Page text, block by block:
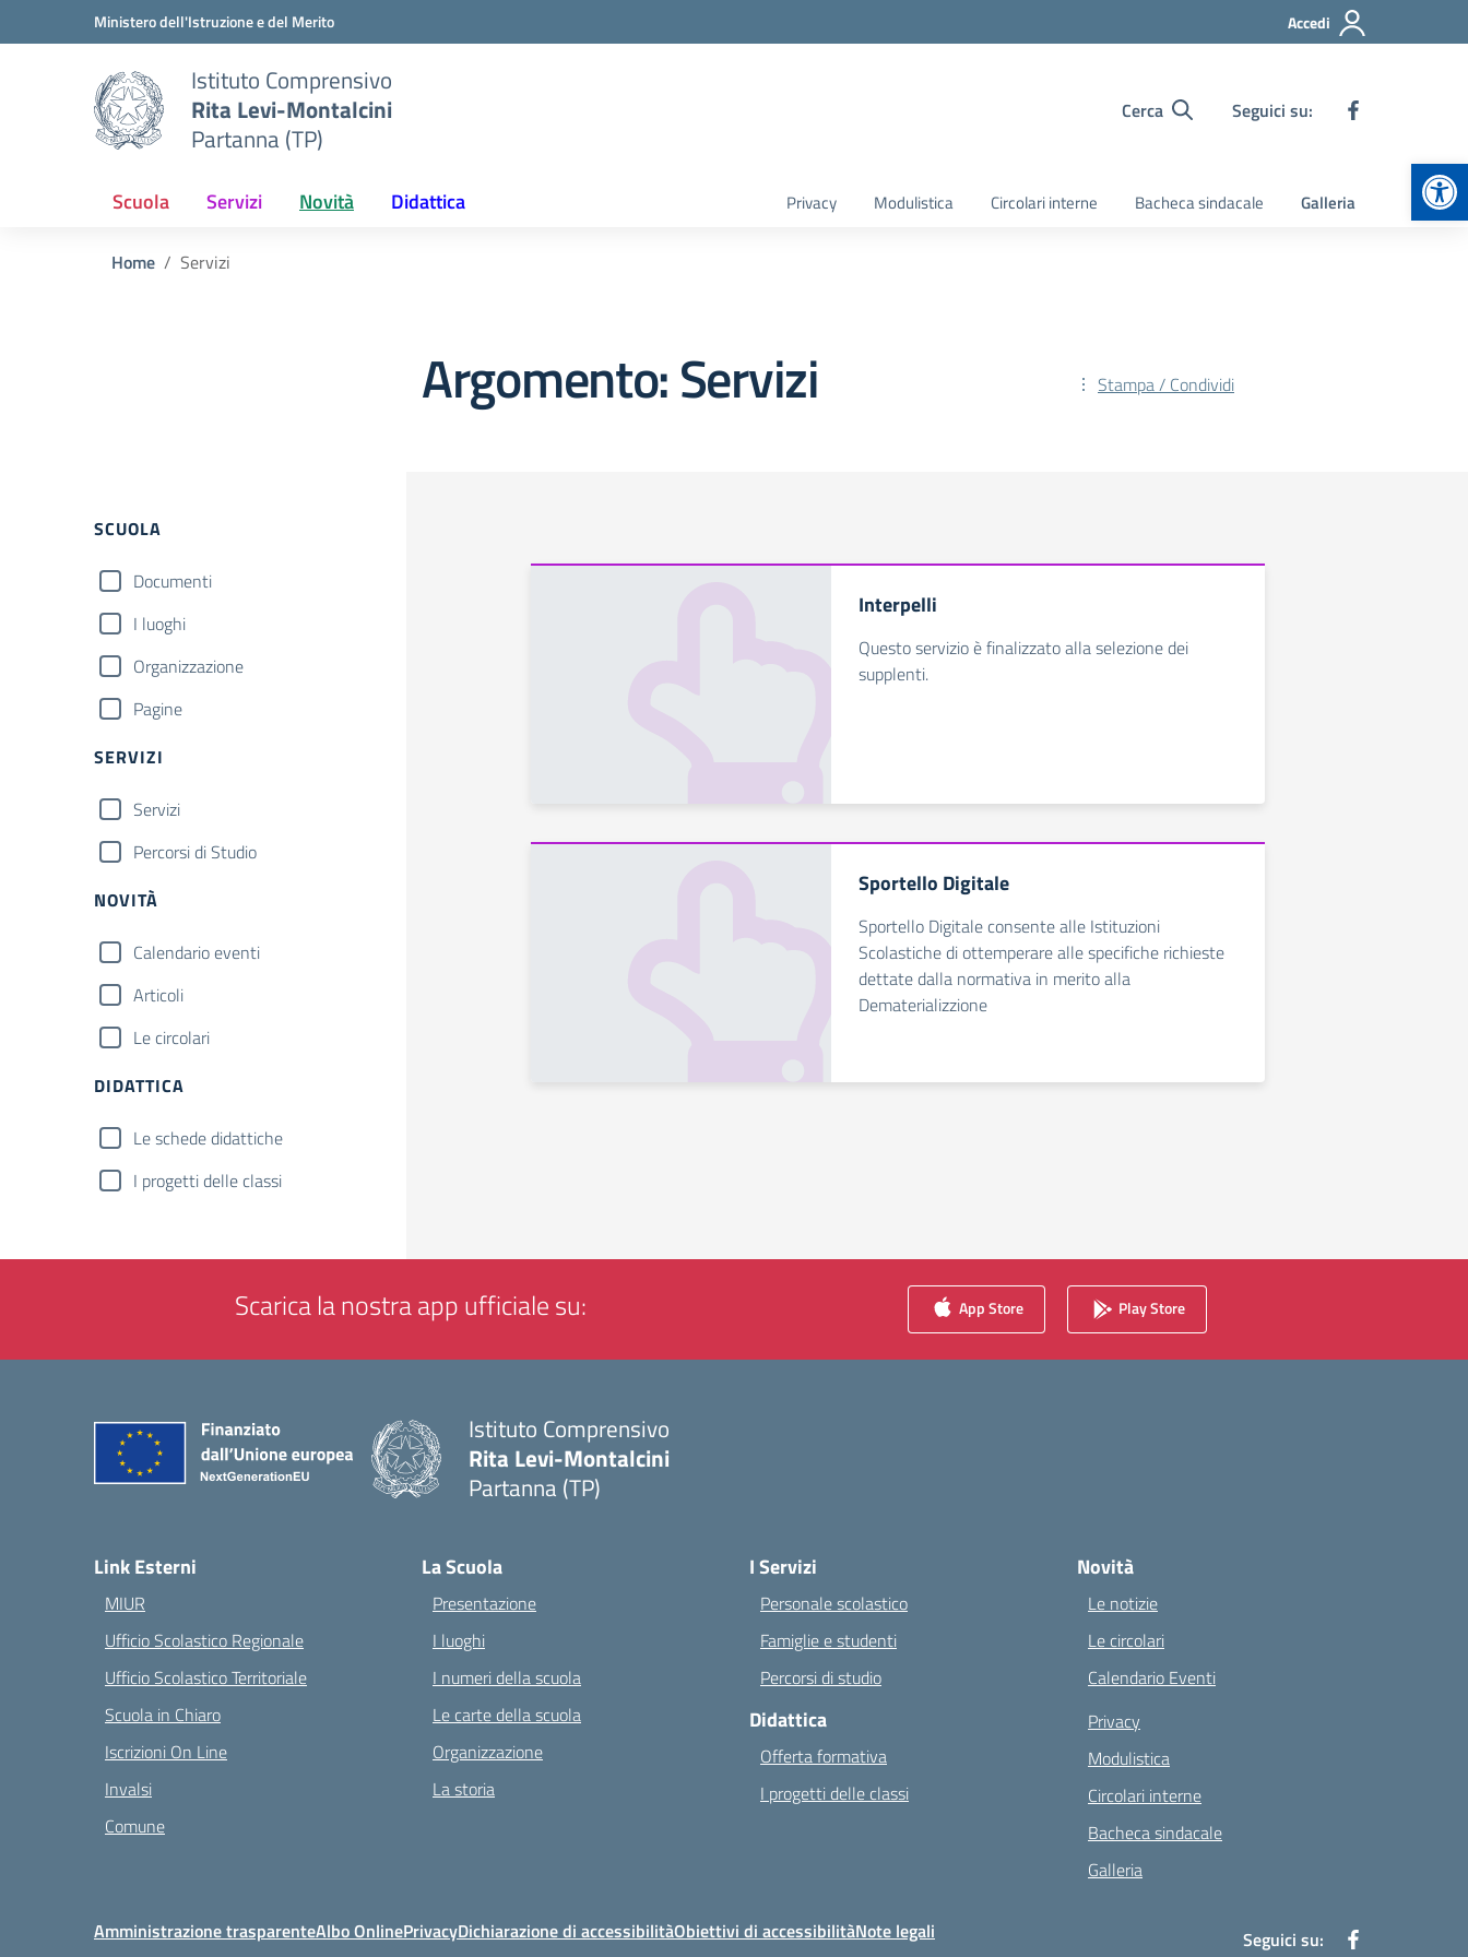
Vai ai contenuti
Vai al menu di navigazioneMinistero dell'Istruzione e del Merito Accedi
Istituto Comprensivo
Rita Levi-Montalcini
Partanna (TP)
Cerca Seguici su:
Scuola Servizi Novità Didattica Privacy Modulistica Circolari interne Bacheca sindacale Galleria
Home Servizi
Argomento: Servizi Stampa / Condividi
Filtri
SCUOLA
Documenti
I luoghi
Organizzazione
Pagine
SERVIZI
Servizi
Percorsi di Studio
NOVITÀ
Calendario eventi
Articoli
Le circolari
DIDATTICA
Le schede didattiche
I progetti delle classi
Interpelli
Questo servizio è finalizzato alla selezione dei
supplenti.
Sportello Digitale
Sportello Digitale consente alle Istituzioni
Scolastiche di ottemperare alle specifiche richieste
dettate dalla normativa in merito alla
Dematerializzione
Scarica la nostra app ufficiale su: App Store Play Store
Istituto Comprensivo
Rita Levi-Montalcini
Partanna (TP)
Link Esterni
MIUR
Ufficio Scolastico Regionale
Ufficio Scolastico Territoriale
Scuola in Chiaro
Iscrizioni On Line
Invalsi
Comune
La Scuola
Presentazione
I luoghi
I numeri della scuola
Le carte della scuola
Organizzazione
La storia
I Servizi
Personale scolastico
Famiglie e studenti
Percorsi di studio
Didattica
Offerta formativa
I progetti delle classi
Novità
Le notizie
Le circolari
Calendario Eventi
Privacy
Modulistica
Circolari interne
Bacheca sindacale
Galleria
Amministrazione trasparenteAlbo OnlinePrivacyDichiarazione di accessibilitàObiettivi di accessibilitàNote legali Seguici su: